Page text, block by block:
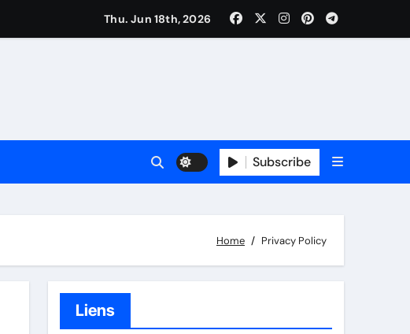
Thu. Jun 18th, 2026
Subscribe
Home Privacy Policy
Liens